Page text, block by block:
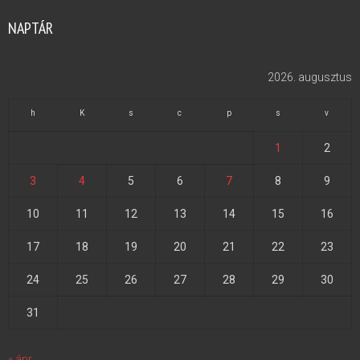
NAPTÁR
2026. augusztus
h K s c p s v
1 2
3 4 5 6 7 8 9
10 11 12 13 14 15 16
17 18 19 20 21 22 23
24 25 26 27 28 29 30
31